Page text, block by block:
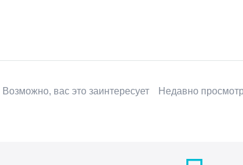
Возможно, вас это заинтересует Недавно